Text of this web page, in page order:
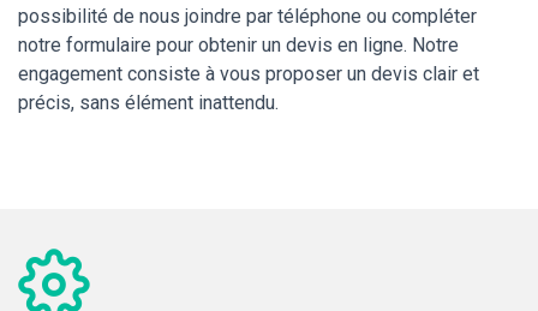
possibilité de nous joindre par téléphone ou compléter
notre formulaire pour obtenir un devis en ligne. Notre
engagement consiste à vous proposer un devis clair et
précis, sans élément inattendu.